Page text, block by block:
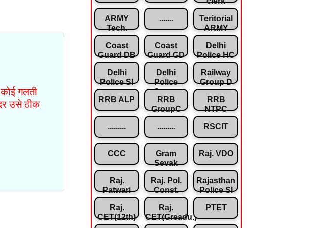
गलती
उसे ठीक
ARMY
Tech.
.......
Teritorial
ARMY
Coast
Guard DB
Coast
Guard GD
Delhi
Police HC
Delhi
Police SI
Delhi
Police
Const.
Railway
Group D
RRB ALP
RRB
GroupC
RRB
NTPC
......... ......... RSCIT
CCC
Gram
Sevak
Raj. VDO
Raj.
Patwari
Raj. Pol.
Const.
Rajasthan
Police SI
Raj.
CET(12th)
Raj.
CET(Greadu.)
PTET